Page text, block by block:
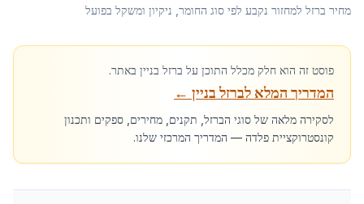
מחיר ברזל למחזור נקבע לפי סוג החומר, ניקיון ומשקל בפועל
פוסט זה הוא חלק מכלל התוכן על ברזל בניין באתר.
המדריך המלא לברזל בניין ←
לסקירה מלאה של סוגי הברזל, תקנים, מחירים, ספקים ותכנון
קונסטרוקציית פלדה — המדריך המרכזי שלנו.